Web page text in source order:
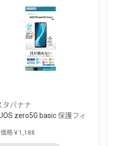
タバナナ
zero5G basic 保護フィ
格￥1,188